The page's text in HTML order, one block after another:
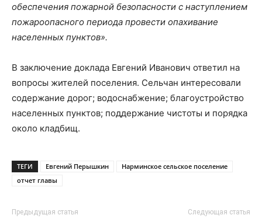
обеспечения пожарной безопасности с наступлением
пожароопасного периода провести опахивание
населенных пунктов».
В заключение доклада Евгений Иванович ответил на
вопросы жителей поселения. Сельчан интересовали
содержание дорог; водоснабжение; благоустройство
населенных пунктов; поддержание чистоты и порядка
около кладбищ.
ТЕГИ Евгений Перышкин
Нарминское сельское поселение
отчет главы
Предыдущая статья Следующая статья